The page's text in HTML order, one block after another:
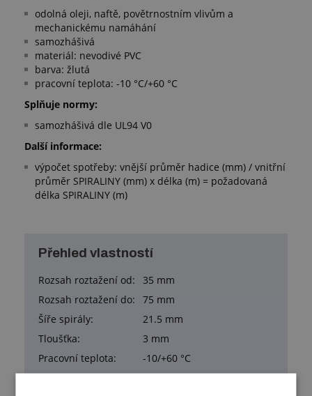
odolná oleji, naftě, povětrnostním vlivům a
mechanickému namáhání
samozhášivá
materiál: nevodivé PVC
barva: žlutá
pracovní teplota: -10 °C/+60 °C
Splňuje normy:
samozhášivá dle UL94 V0
Další informace:
výpočet spotřeby: vnější průměr hadice (mm) / vnitřní
průměr SPIRALINY (mm) x délka (m) = požadovaná
délka SPIRALINY (m)
Přehled vlastností
Rozsah roztažení od:
35 mm
Rozsah roztažení do:
75 mm
Šíře spirály:
21.5 mm
Tloušťka:
3 mm
Pracovní teplota:
-10/+60 °C
Samozhášivost:
Ano